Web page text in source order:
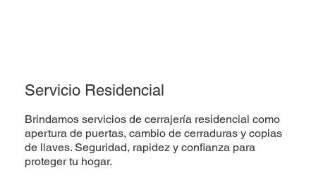
Servicio Residencial
Brindamos servicios de cerrajería residencial como
apertura de puertas, cambio de cerraduras y copias
de llaves. Seguridad, rapidez y confianza para
proteger tu hogar.